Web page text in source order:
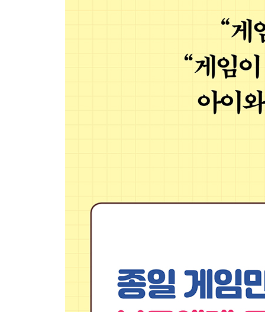
게임 시대의 핫플레이스, 대한민국
게임세대 우리 아이, 부모의 태도가 바꾼다
게임세대의 지혜로운 부모, 무엇을 준비해야 하나
게임 시간 통제력, 어떻게 길러줄 것인가